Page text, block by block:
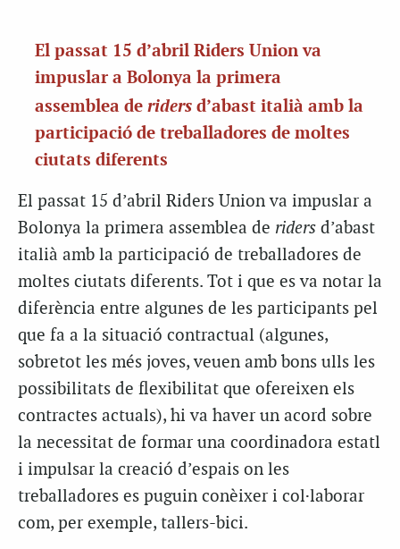
El passat 15 d’abril Riders Union va
impuslar a Bolonya la primera
assemblea de riders d’abast italià amb la
participació de treballadores de moltes
ciutats diferents
El passat 15 d’abril Riders Union va impuslar a
Bolonya la primera assemblea de riders d’abast
italià amb la participació de treballadores de
moltes ciutats diferents. Tot i que es va notar la
diferència entre algunes de les participants pel
que fa a la situació contractual (algunes,
sobretot les més joves, veuen amb bons ulls les
possibilitats de flexibilitat que ofereixen els
contractes actuals), hi va haver un acord sobre
la necessitat de formar una coordinadora estatl
i impulsar la creació d’espais on les
treballadores es puguin conèixer i col·laborar
com, per exemple, tallers-bici.